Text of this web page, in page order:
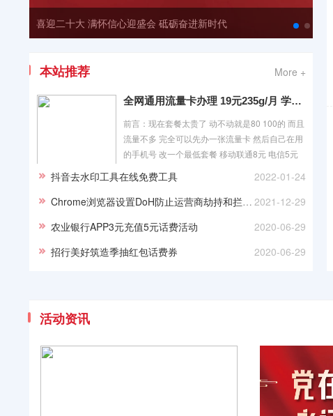
安卓 解压缩全能王 解压软件打开压缩包
本站推荐 More +
全网通用流量卡办理 19元235g/月 学会省钱
前言：现在套餐太贵了 动不动就是80 100的 而且
流量不多 完全可以先办一张流量卡 然后自己在用
的手机号 改一个最低套餐 移动联通8元 电信5元
2022-01-24
抖音去水印工具在线免费工具
2021-12-29
Chrome浏览器设置DoH防止运营商劫持和拦截广告教程
2020-06-29
农业银行APP3元充值5元话费活动
2020-06-29
招行美好筑造季抽红包话费券
活动资讯